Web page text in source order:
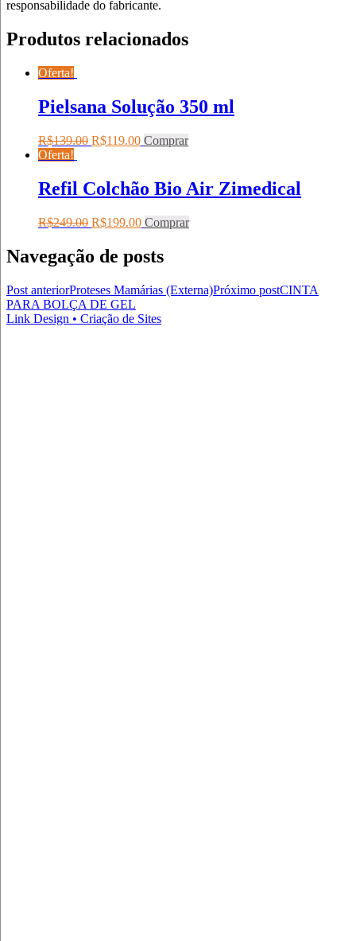
responsabilidade do fabricante.
Produtos relacionados
Oferta!
Pielsana Solução 350 ml
R$139.00 R$119.00 Comprar
Oferta!
Refil Colchão Bio Air Zimedical
R$249.00 R$199.00 Comprar
Navegação de posts
Post anteriorProteses Mamárias (Externa)Próximo postCINTA
PARA BOLÇA DE GEL
Link Design • Criação de Sites